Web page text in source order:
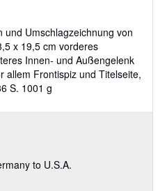
to U.S.A.
und Umschlagzeichnung von
x 19,5 cm vorderes
Innen- und Außengelenk
allem Frontispiz und Titelseite,
S. 1001 g